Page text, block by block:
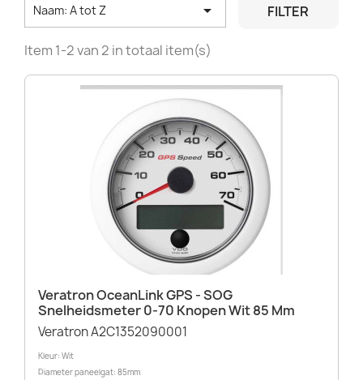
Naam: A tot Z  FILTER
Item 1-2 van 2 in totaal item(s)
Veratron OceanLink GPS - SOG
Snelheidsmeter 0-70 Knopen Wit 85 Mm
Veratron A2C1352090001
Kleur: Wit
Diameter paneelgat: 85mm